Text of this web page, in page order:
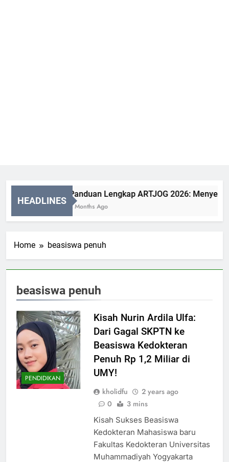
HEADLINES
Panduan Lengkap ARTJOG 2026:
2 Months Ago
Home beasiswa penuh
beasiswa penuh
PENDIDIKAN
Kisah Nurin Ardila Ulfa:
Dari Gagal SKPTN ke
Beasiswa Kedokteran
Penuh Rp 1,2 Miliar di
UMY!
kholidfu
2 years ago
0
3 mins
Kisah Sukses Beasiswa
Kedokteran Mahasiswa baru
Fakultas Kedokteran Universitas
Muhammadiyah Yogyakarta